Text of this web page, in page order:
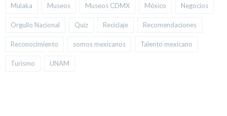
Mulaka Museos Museos CDMX México Negocios
Orgullo Nacional Quiz Reciclaje Recomendaciones
Reconocimiento somos mexicanos Talento mexicano
Turismo UNAM